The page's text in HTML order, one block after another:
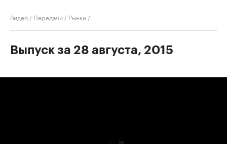
Видео / Передачи / Рынки /
Выпуск за 28 августа, 2015